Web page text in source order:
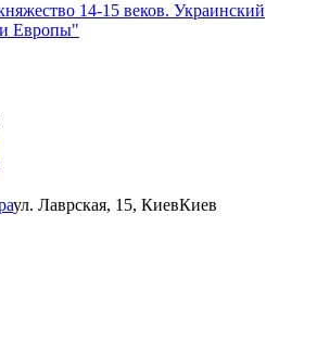
14-15 веков. Украинский
Европы"
ул. Лаврская, 15, КиевКиев